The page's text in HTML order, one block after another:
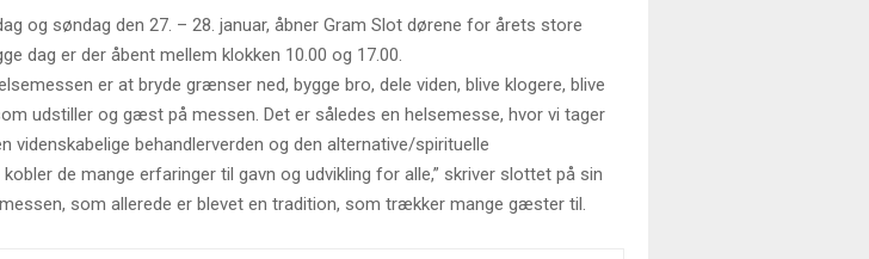
og søndag den 27. – 28. januar, åbner Gram Slot dørene for årets store
dag er der åbent mellem klokken 10.00 og 17.00.
er at bryde grænser ned, bygge bro, dele viden, blive klogere, blive
udstiller og gæst på messen. Det er således en helsemesse, hvor vi tager
videnskabelige behandlerverden og den alternative/spirituelle
kobler de mange erfaringer til gavn og udvikling for alle,” skriver slottet på sin
som allerede er blevet en tradition, som trækker mange gæster til.